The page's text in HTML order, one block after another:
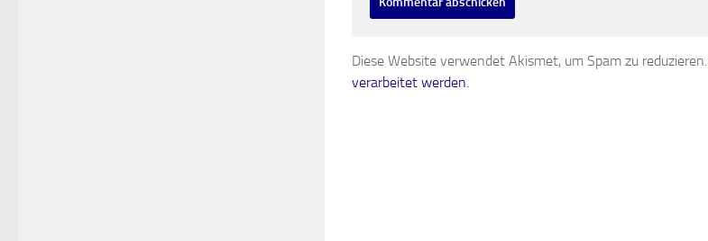
Diese Website verwendet Akismet, um Spam zu reduzieren.
verarbeitet werden.